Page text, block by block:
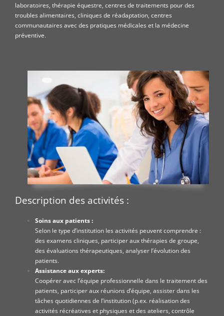
laboratoires, thérapie équestre, centres de traitements pour des
troubles alimentaires, cliniques de réadaptation, centres
communautaires avec des pratiques médicales et la médecine
préventive.
Description des activités :
Soins aux patients :
Selon le type d’institution les activités peuvent comprendre :
des examens cliniques, participer aux thérapies de groupe,
des évaluations thérapeutiques, analyser l’évolution des
patients.
Assistance aux experts:
Coopérer avec l’équipe professionnelle dans le traitement des
patients, participer aux réunions d’équipe, assister dans les
tâches quotidiennes de l’institution (p.ex. réalisation des
activités récréatives et physiques et des ateliers, contrôle